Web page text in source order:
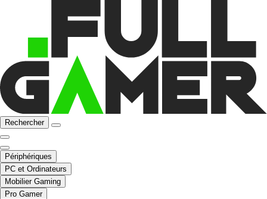
Rechercher
Périphériques
PC et Ordinateurs
Mobilier Gaming
Pro Gamer